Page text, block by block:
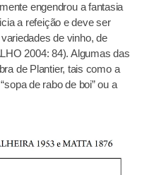
engendrou a fantasia
a refeição e deve ser
de vinho, de
2004: 84). Algumas das
de Plantier, tais como a
de rabo de boi” ou a